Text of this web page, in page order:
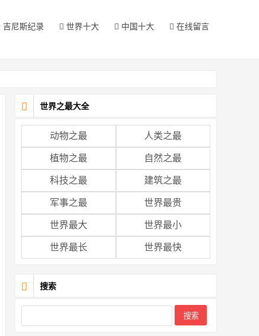
吉尼斯纪录 世界十大 中国十大 在线留言
世界之最大全
动物之最 人类之最
植物之最 自然之最
科技之最 建筑之最
军事之最 世界最贵
世界最大 世界最小
世界最长 世界最快
搜索